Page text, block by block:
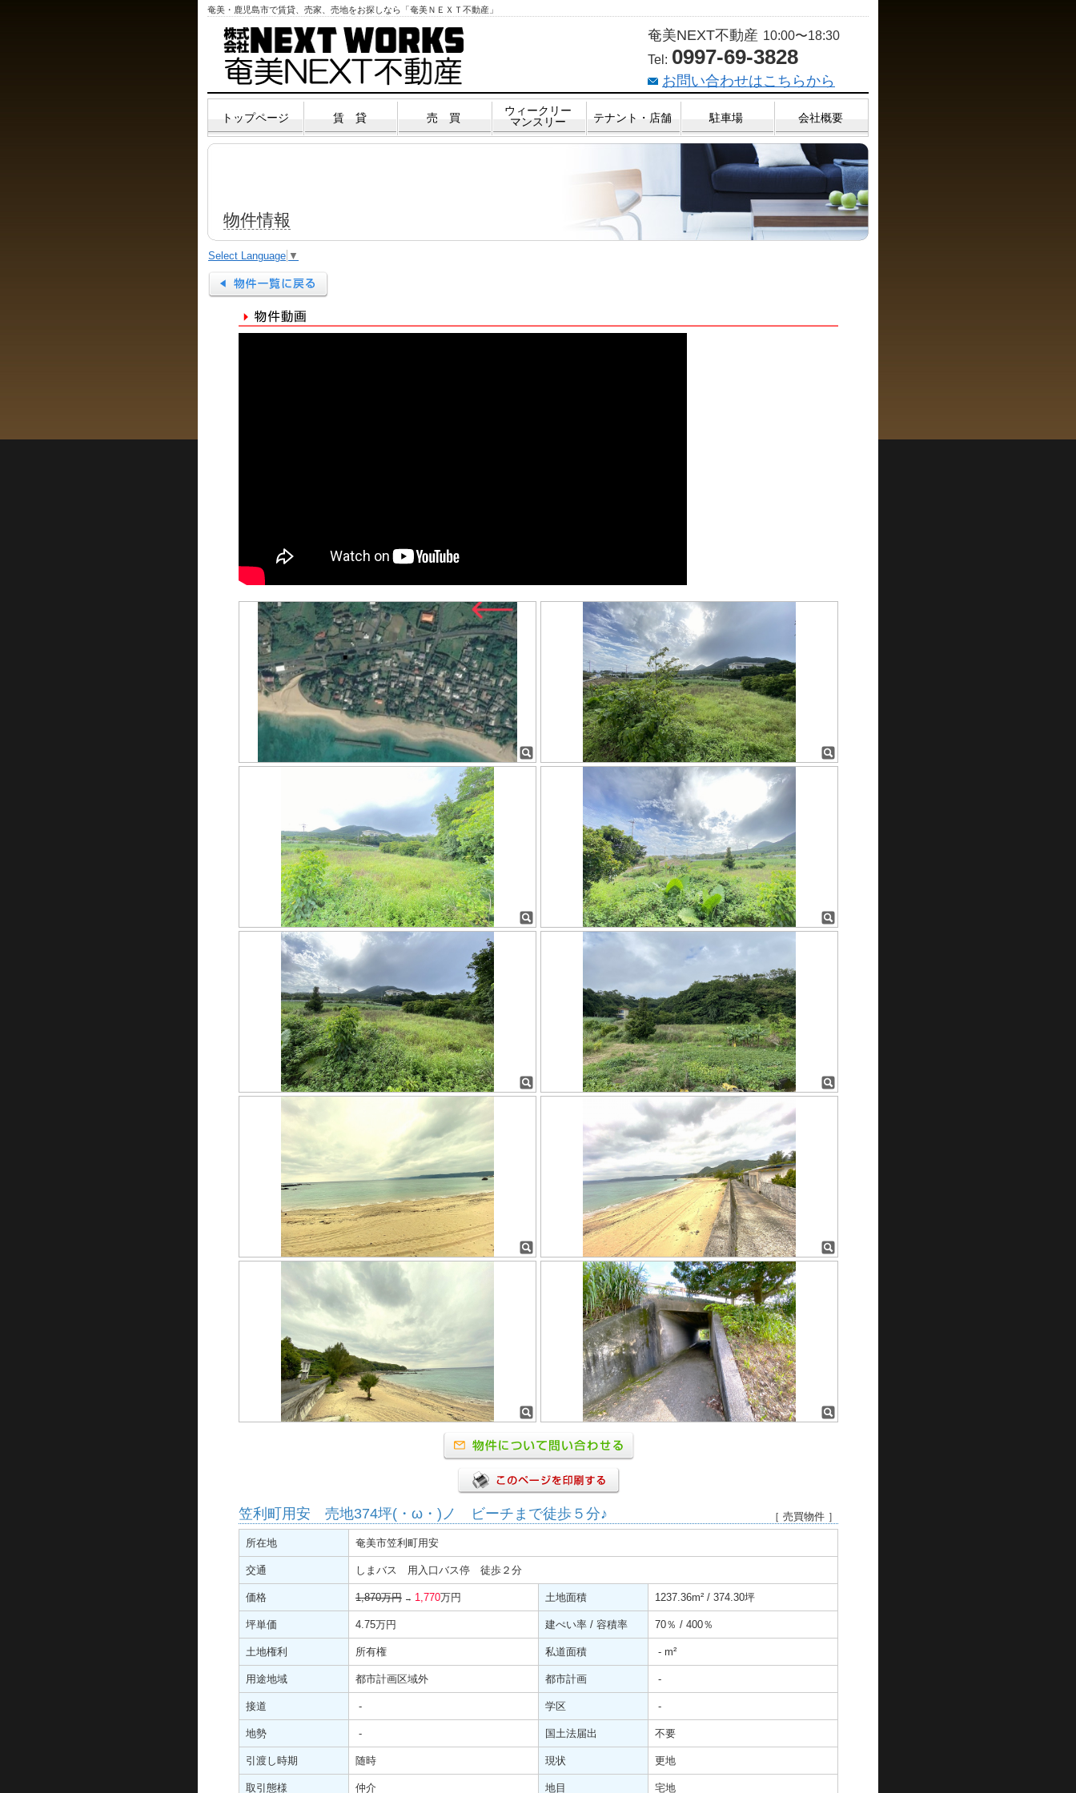
奄美・鹿児島市で賃貸、売家、売地をお探しなら「奄美ＮＥＸＴ不動産」
奄美NEXT不動産 10:00〜18:30
Tel: 0997-69-3828
お問い合わせはこちらから
トップページ 賃 貸 売 買
ウィークリー
マンスリー
テナント・店舗 駐車場 会社概要
物件情報
Select Language ▼
笠利町用安 売地374坪(・ω・)ノ ビーチまで徒歩５分♪ ［ 売買物件 ］
所在地 奄美市笠利町用安
交通 しまバス 用入口バス停 徒歩２分
価格 1,870万円 → 1,770万円 土地面積 1237.36m² / 374.30坪
坪単価 4.75万円 建ぺい率 / 容積率 70％ / 400％
土地権利 所有権 私道面積 - m²
用途地域 都市計画区域外 都市計画 -
接道 - 学区 -
地勢 - 国土法届出 不要
引渡し時期 随時 現状 更地
取引態様 仲介 地目 宅地